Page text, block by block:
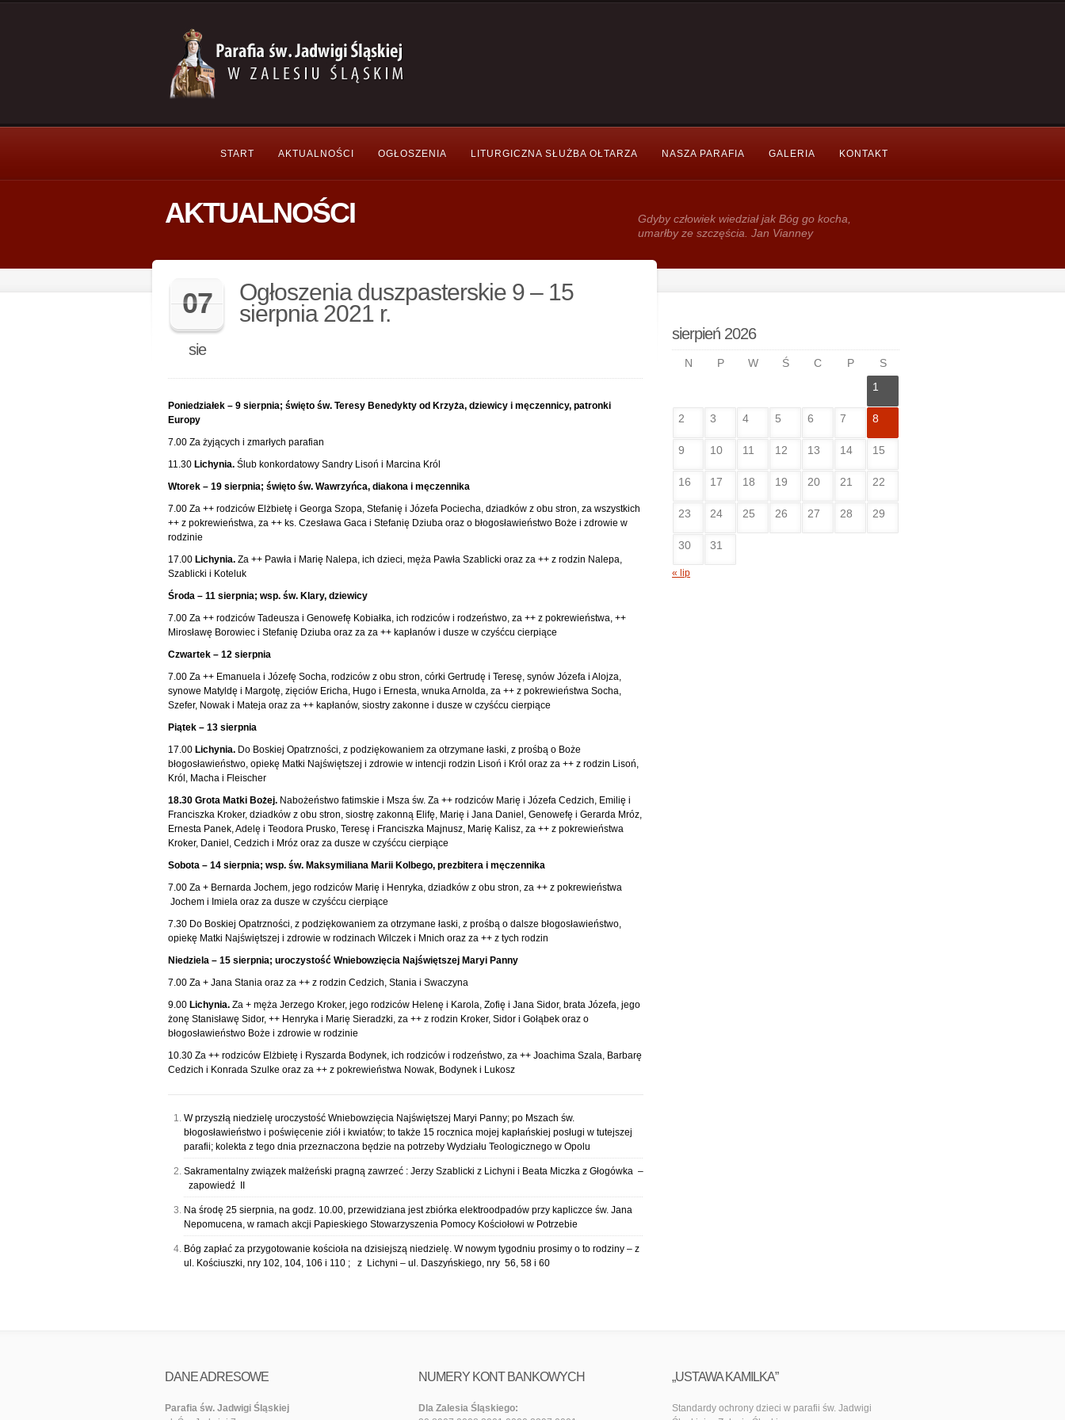
START AKTUALNOŚCI OGŁOSZENIA LITURGICZNA SŁUŻBA OŁTARZA NASZA PARAFIA GALERIA KONTAKT
AKTUALNOŚCI
Gdy­by człowiek wie­dział jak Bóg go kocha,
umarłby ze szczęścia. Jan Vianney
07
sie
Ogłoszenia duszpasterskie 9 – 15
sierpnia 2021 r.
Poniedziałek – 9 sierpnia; święto św. Teresy Benedykty od Krzyża, dziewicy i męczennicy, patronki
Europy
7.00 Za żyjących i zmarłych parafian
11.30 Lichynia. Ślub konkordatowy Sandry Lisoń i Marcina Król
Wtorek – 19 sierpnia; święto św. Wawrzyńca, diakona i męczennika
7.00 Za ++ rodziców Elżbietę i Georga Szopa, Stefanię i Józefa Pociecha, dziadków z obu stron, za wszystkich
++ z pokrewieństwa, za ++ ks. Czesława Gaca i Stefanię Dziuba oraz o błogosławieństwo Boże i zdrowie w
rodzinie
17.00 Lichynia. Za ++ Pawła i Marię Nalepa, ich dzieci, męża Pawła Szablicki oraz za ++ z rodzin Nalepa,
Szablicki i Koteluk
Środa – 11 sierpnia; wsp. św. Klary, dziewicy
7.00 Za ++ rodziców Tadeusza i Genowefę Kobiałka, ich rodziców i rodzeństwo, za ++ z pokrewieństwa, ++
Mirosławę Borowiec i Stefanię Dziuba oraz za za ++ kapłanów i dusze w czyśćcu cierpiące
Czwartek – 12 sierpnia
7.00 Za ++ Emanuela i Józefę Socha, rodziców z obu stron, córki Gertrudę i Teresę, synów Józefa i Alojza,
synowe Matyldę i Margotę, zięciów Ericha, Hugo i Ernesta, wnuka Arnolda, za ++ z pokrewieństwa Socha,
Szefer, Nowak i Mateja oraz za ++ kapłanów, siostry zakonne i dusze w czyśćcu cierpiące
Piątek – 13 sierpnia
17.00 Lichynia. Do Boskiej Opatrzności, z podziękowaniem za otrzymane łaski, z prośbą o Boże
błogosławieństwo, opiekę Matki Najświętszej i zdrowie w intencji rodzin Lisoń i Król oraz za ++ z rodzin Lisoń,
Król, Macha i Fleischer
18.30 Grota Matki Bożej. Nabożeństwo fatimskie i Msza św. Za ++ rodziców Marię i Józefa Cedzich, Emilię i
Franciszka Kroker, dziadków z obu stron, siostrę zakonną Elifę, Marię i Jana Daniel, Genowefę i Gerarda Mróz,
Ernesta Panek, Adelę i Teodora Prusko, Teresę i Franciszka Majnusz, Marię Kalisz, za ++ z pokrewieństwa
Kroker, Daniel, Cedzich i Mróz oraz za dusze w czyśćcu cierpiące
Sobota – 14 sierpnia; wsp. św. Maksymiliana Marii Kolbego, prezbitera i męczennika
7.00 Za + Bernarda Jochem, jego rodziców Marię i Henryka, dziadków z obu stron, za ++ z pokrewieństwa
Jochem i Imiela oraz za dusze w czyśćcu cierpiące
7.30 Do Boskiej Opatrzności, z podziękowaniem za otrzymane łaski, z prośbą o dalsze błogosławieństwo,
opiekę Matki Najświętszej i zdrowie w rodzinach Wilczek i Mnich oraz za ++ z tych rodzin
Niedziela – 15 sierpnia; uroczystość Wniebowzięcia Najświętszej Maryi Panny
7.00 Za + Jana Stania oraz za ++ z rodzin Cedzich, Stania i Swaczyna
9.00 Lichynia. Za + męża Jerzego Kroker, jego rodziców Helenę i Karola, Zofię i Jana Sidor, brata Józefa, jego
żonę Stanisławę Sidor, ++ Henryka i Marię Sieradzki, za ++ z rodzin Kroker, Sidor i Gołąbek oraz o
błogosławieństwo Boże i zdrowie w rodzinie
10.30 Za ++ rodziców Elżbietę i Ryszarda Bodynek, ich rodziców i rodzeństwo, za ++ Joachima Szala, Barbarę
Cedzich i Konrada Szulke oraz za ++ z pokrewieństwa Nowak, Bodynek i Lukosz
W przyszłą niedzielę uroczystość Wniebowzięcia Najświętszej Maryi Panny; po Mszach św.
błogosławieństwo i poświęcenie ziół i kwiatów; to także 15 rocznica mojej kapłańskiej posługi w tutejszej
parafii; kolekta z tego dnia przeznaczona będzie na potrzeby Wydziału Teologicznego w Opolu
Sakramentalny związek małżeński pragną zawrzeć : Jerzy Szablicki z Lichyni i Beata Miczka z Głogówka –
zapowiedź II
Na środę 25 sierpnia, na godz. 10.00, przewidziana jest zbiórka elektroodpadów przy kapliczce św. Jana
Nepomucena, w ramach akcji Papieskiego Stowarzyszenia Pomocy Kościołowi w Potrzebie
Bóg zapłać za przygotowanie kościoła na dzisiejszą niedzielę. W nowym tygodniu prosimy o to rodziny – z
ul. Kościuszki, nry 102, 104, 106 i 110 ; z Lichyni – ul. Daszyńskiego, nry 56, 58 i 60
sierpień 2026
N P W Ś C P
S
1
2 3 4 5 6 7 8
9 10 11 12 13 14 15
16 17 18 19 20 21 22
23 24 25 26 27 28 29
30 31
« lip
DANE ADRESOWE
Parafia św. Jadwigi Śląskiej
NUMERY KONT BANKOWYCH
Dla Zalesia Śląskiego:
„USTAWA KAMILKA”
Standardy ochrony dzieci w parafii św. Jadwigi